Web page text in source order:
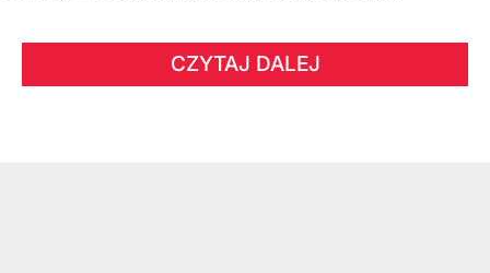
CZYTAJ DALEJ